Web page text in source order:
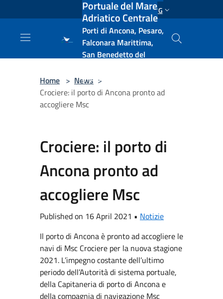
Salta al contenuto principale ENG
Portuale del Mare
Adriatico Centrale
Porti di Ancona, Pesaro,
Falconara Marittima,
San Benedetto del
e Vasto
Home > News >
Crociere: il porto di Ancona pronto ad
accogliere Msc
Crociere: il porto di
Ancona pronto ad
accogliere Msc
Published on 16 April 2021 • Notizie
Il porto di Ancona è pronto ad accogliere le
navi di Msc Crociere per la nuova stagione
2021. L’impegno costante dell’ultimo
periodo dell’Autorità di sistema portuale,
della Capitaneria di porto di Ancona e
della compagnia di navigazione Msc